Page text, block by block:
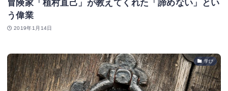
冒険家「植村直己」が教えてくれた「諦めない」とい
う偉業
2019年1月14日
学び